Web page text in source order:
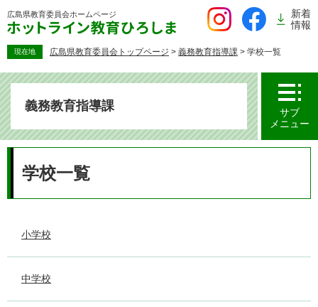
ー
広島県教育委員会ホームページ
新着
情報
現在地 広島県教育委員会トップページ > 義務教育指導課 > 学校一覧
義務教育指導課
サブ
メニュー
学校一覧
小学校
中学校